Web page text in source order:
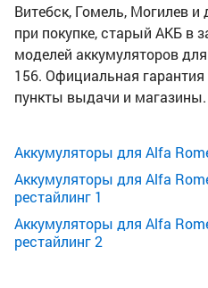
Витебск, Гомель, Могилев и
при покупке, старый АКБ в
моделей аккумуляторов
156. Официальная
пункты выдачи и магазины.
Аккумуляторы для Alfa
Аккумуляторы для Alfa
рестайлинг 1
Аккумуляторы для Alfa
рестайлинг 2